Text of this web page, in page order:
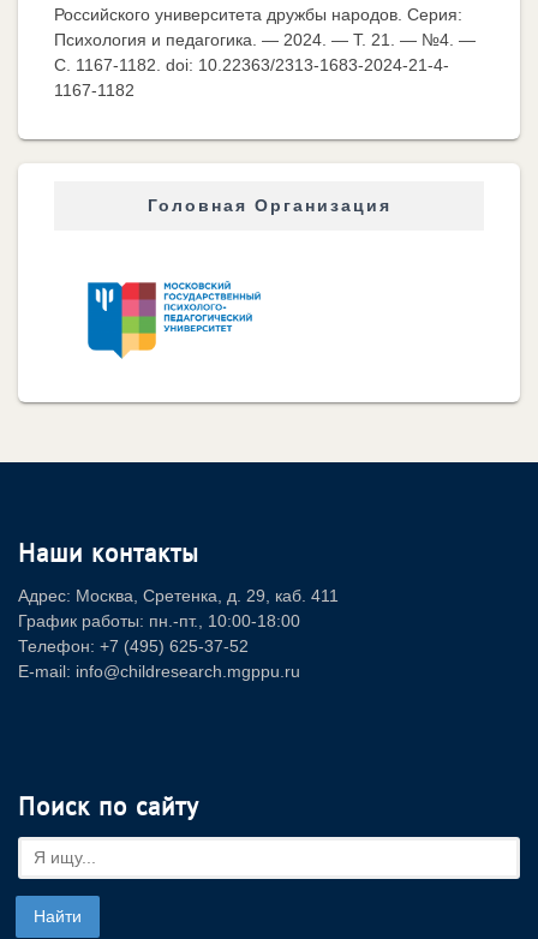
Российского университета дружбы народов. Серия:
Психология и педагогика. — 2024. — Т. 21. — №4. —
C. 1167-1182. doi: 10.22363/2313-1683-2024-21-4-
1167-1182
Головная Организация
Наши контакты
Адрес: Москва, Сретенка, д. 29, каб. 411
График работы: пн.-пт., 10:00-18:00
Телефон: +7 (495) 625-37-52
E-mail: info@childresearch.mgppu.ru
Поиск по сайту